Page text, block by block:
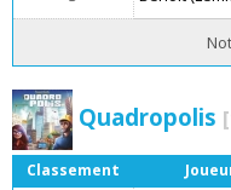
Quadropolis
Classement